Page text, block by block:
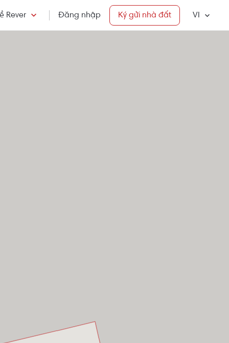
Rever Đăng nhập Ký gửi nhà đất VI